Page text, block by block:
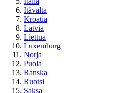
Itävalta
Kroatia
Latvia
Liettua
Luxemburg
Norja
Puola
Ranska
Ruotsi
Saksa